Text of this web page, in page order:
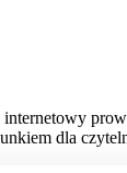
dla